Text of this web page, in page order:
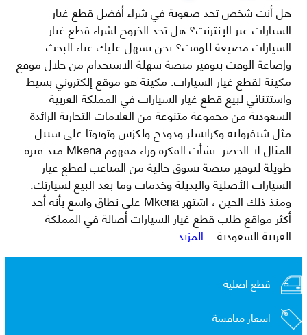
هل أنت شخص تجد صعوبة في شراء أفضل قطع غيار
السيارات عبر الإنترنت؟ هل تجد الخروج لشراء قطع غيار
السيارات مضيعة للوقت؟ نحن نسهل عليك عناء البحث
وإضاعة الوقت بتوفير منصة سهلة الاستخدام من خلال موقع
مكينة لقطع غيار السيارات. مكينة هو موقع إلكتروني بسيط
واستثنائي لبيع قطع غيار السيارات في المملكة العربية
السعودية من مجموعة متنوعة من العلامات التجارية الرائدة
مثل شيفروليه وكرايسلر ودودج ولكزس وتويوتا على سبيل
المثال لا الحصر. نشأت الفكرة وراء مفهوم Mkena منذ فترة
طويلة لتوفير منصة تسوق خالية من المتاعب لقطع غيار
السيارات الأصلية والبديلة وخدمات وما بعد البيع لسيارتك.
ومنذ ذلك الحين ، اشتهر Mkena على نطاق واسع بأنه أحد
أكثر مواقع طلب قطع غيار السيارات أصالة في المملكة
العربية السعودية...المزيد
قطع اصلية
اسعار منافسة